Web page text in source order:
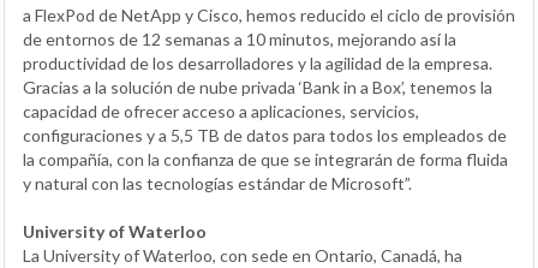
a FlexPod de NetApp y Cisco, hemos reducido el ciclo de provisión
de entornos de 12 semanas a 10 minutos, mejorando así la
productividad de los desarrolladores y la agilidad de la empresa.
Gracias a la solución de nube privada ‘Bank in a Box’, tenemos la
capacidad de ofrecer acceso a aplicaciones, servicios,
configuraciones y a 5,5 TB de datos para todos los empleados de
la compañía, con la confianza de que se integrarán de forma fluida
y natural con las tecnologías estándar de Microsoft”.
University of Waterloo
La University of Waterloo, con sede en Ontario, Canadá, ha